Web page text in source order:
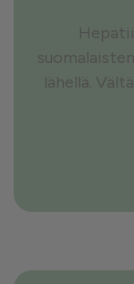
lähellä.